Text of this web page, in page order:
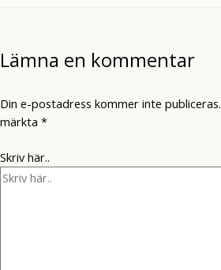
Lämna en kommentar
Din e-postadress kommer inte publiceras.
märkta *
Skriv här..